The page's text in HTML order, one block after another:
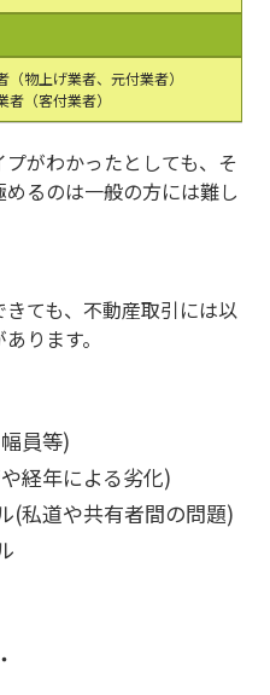
物上げ業者、元付業者）
（客付業者）
がわかったとしても、そ
るのは一般の方には難し
ても、不動産取引には以
ります。
員等)
経年による劣化)
(私道や共有者間の問題)